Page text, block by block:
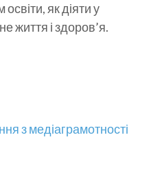
як діяти у
життя і здоров’я.
з медіаграмотності